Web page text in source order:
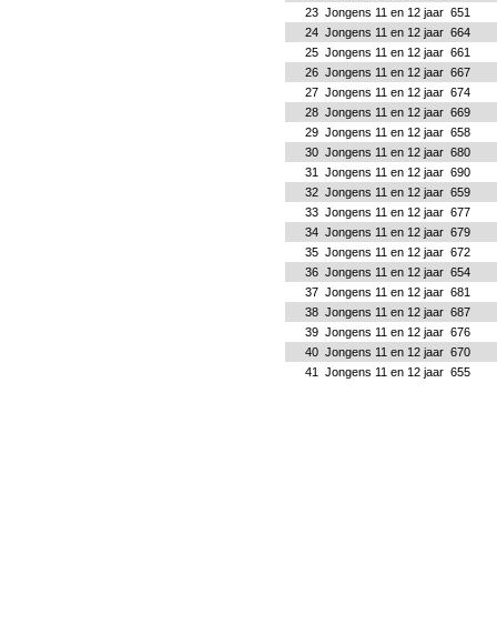
23 Jongens 11 en 12 jaar 651
24 Jongens 11 en 12 jaar 664
25 Jongens 11 en 12 jaar 661
26 Jongens 11 en 12 jaar 667
27 Jongens 11 en 12 jaar 674
28 Jongens 11 en 12 jaar 669
29 Jongens 11 en 12 jaar 658
30 Jongens 11 en 12 jaar 680
31
Jongens 11 en 12 jaar 690
32 Jongens 11 en 12 jaar 659
33 Jongens 11 en 12 jaar 677
34 Jongens 11 en 12 jaar 679
35 Jongens 11 en 12 jaar 672
36 Jongens 11 en 12 jaar 654
37 Jongens 11 en 12 jaar 681
38 Jongens 11 en 12 jaar 687
39 Jongens 11 en 12 jaar 676
40 Jongens 11 en 12 jaar 670
41
Jongens 11 en 12 jaar 655